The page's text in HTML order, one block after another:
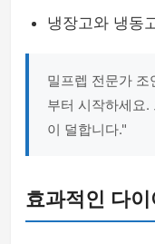
냉장고와 냉동
밀프렙 전문가 조
부터 시작하세요
이 덜합니다."
효과적인 다